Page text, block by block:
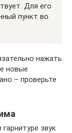
Для его
пункт во
нажать
новые
– проверьте
звук